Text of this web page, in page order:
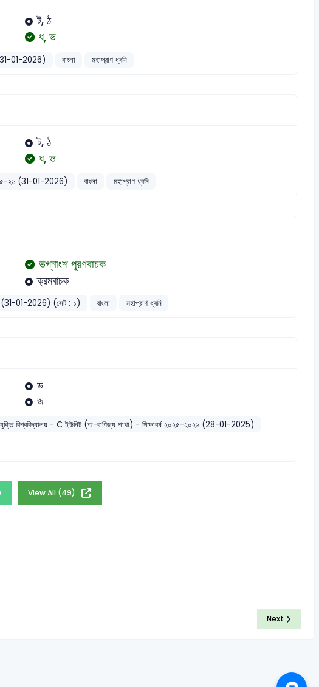
ট, ঠ
ধ, ভ
(31-01-2026) বাংলা মহাপ্রাণ ধ্বনি
ট, ঠ
ধ, ভ
২০২৫-২৬ (31-01-2026) বাংলা মহাপ্রাণ ধ্বনি
ভগ্নাংশ পূরণবাচক
ক্রমবাচক
২৬ (31-01-2026) (সেট : ১) বাংলা মহাপ্রাণ ধ্বনি
ড
জ
প্রযুক্তি বিশ্ববিদ্যালয় - C ইউনিট (অ-বাণিজ্য শাখা) - শিক্ষাবর্ষ ২০২৫-২০২৬ (28-01-2025)
View All (49)
Next